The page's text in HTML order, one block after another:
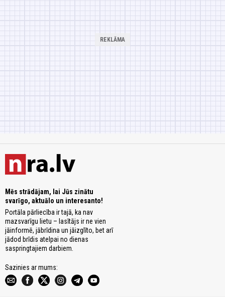
Mēs strādājam, lai Jūs zinātu
svarīgo, aktuālo un interesanto!
Portāla pārliecība ir tajā, ka nav
mazsvarīgu lietu – lasītājs ir ne vien
jāinformē, jābrīdina un jāizglīto, bet arī
jādod brīdis atelpai no dienas
saspringtajiem darbiem.
Sazinies ar mums: